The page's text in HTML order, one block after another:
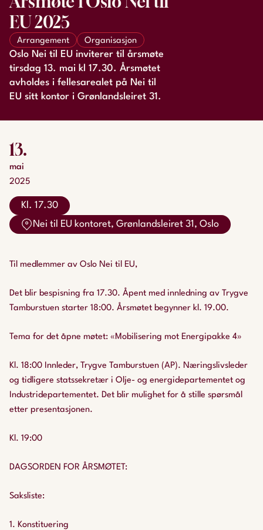
EU 2025
Arrangement Organisasjon
Oslo Nei til EU inviterer til årsmøte
tirsdag 13. mai kl 17.30. Årsmøtet
avholdes i fellesarealet på Nei til
EU sitt kontor i Grønlandsleiret 31.
13.
mai
2025
Kl. 17.30
Nei til EU kontoret, Grønlandsleiret 31, Oslo
Til medlemmer av Oslo Nei til EU,
Det blir bespisning fra 17.30. Åpent med innledning av Trygve
Tamburstuen starter 18:00. Årsmøtet begynner kl. 19.00.
Tema for det åpne møtet: «Mobilisering mot Energipakke 4»
Kl. 18:00 Innleder, Trygve Tamburstuen (AP). Næringslivsleder
og tidligere statssekretær i Olje- og energidepartementet og
Industridepartementet. Det blir mulighet for å stille spørsmål
etter presentasjonen.
Kl. 19:00
DAGSORDEN FOR ÅRSMØTET:
Saksliste:
1. Konstituering